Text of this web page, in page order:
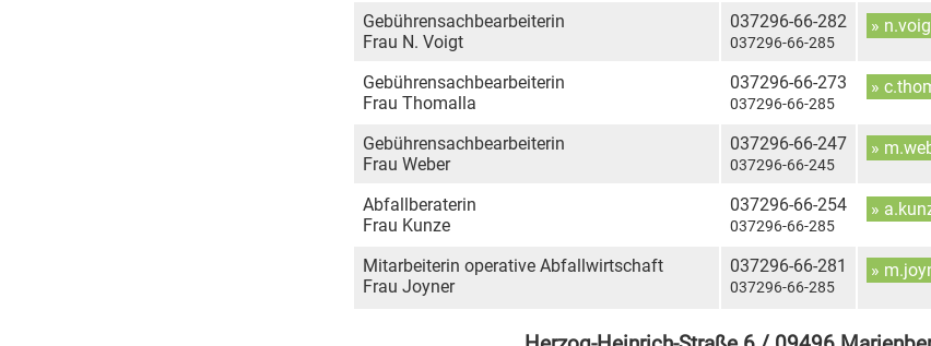
Gebührensachbearbeiterin
Frau N. Voigt
037296-66-282
037296-66-285
»
Gebührensachbearbeiterin
Frau Thomalla
037296-66-273
037296-66-285
»
Gebührensachbearbeiterin
Frau Weber
037296-66-247
037296-66-245
»
Abfallberaterin
Frau Kunze
037296-66-254
037296-66-285
»
Mitarbeiterin operative Abfallwirtschaft
Frau Joyner
037296-66-281
037296-66-285
»